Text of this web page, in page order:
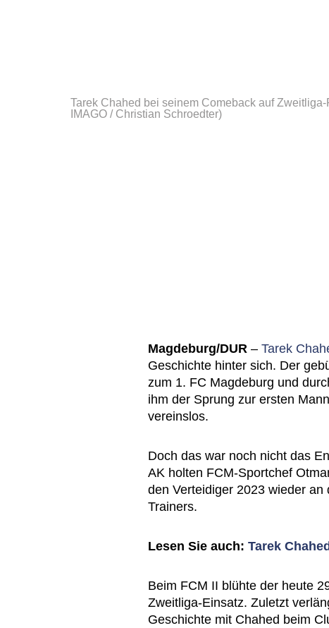
Tarek Chahed bei seinem Comeback auf
IMAGO / Christian Schroedter)
Magdeburg/DUR – Tarek
Geschichte hinter sich. Der
zum 1. FC Magdeburg und
ihm der Sprung zur ersten
vereinslos.
Doch das war noch nicht das
AK holten FCM-Sportchef
den Verteidiger 2023 wieder
Trainers.
Lesen Sie auch: Tarek
Beim FCM II blühte der heute
Zweitliga-Einsatz. Zuletzt
Geschichte mit Chahed beim